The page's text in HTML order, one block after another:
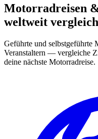
Motorradreisen
weltweit
Geführte und selbstgeführte
Veranstaltern — vergleiche
deine nächste Motorradreise.